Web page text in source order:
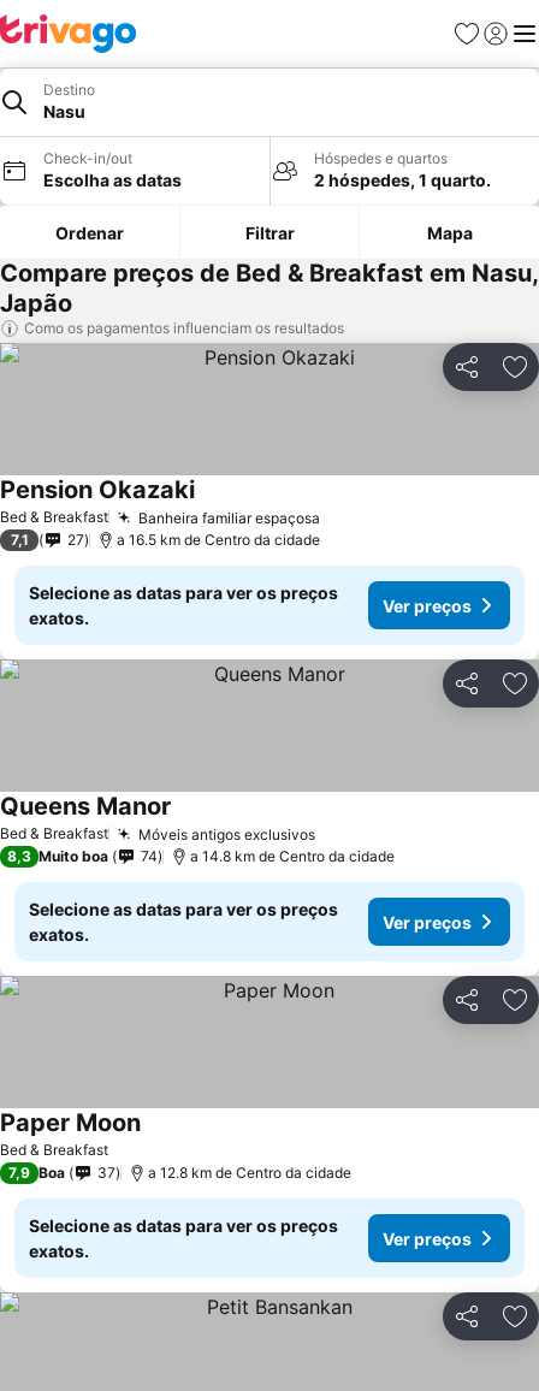
Favoritos
Iniciar
Destino
Nasu
Check-in/out
Escolha as datas
Hóspedes e quartos
2 hóspedes, 1 quarto.
Ordenar Filtrar Mapa
Compare preços de Bed & Breakfast em Nasu,
Japão
Como os pagamentos influenciam os resultados
Partilhar
Bed & Breakfast Banheira familiar espaçosa
Pension Okazaki
7,1 27 a 16.5 km de Centro da cidade
Selecione as datas para ver os preços
exatos.
Ver preços
Partilhar
Bed & Breakfast Móveis antigos exclusivos
Queens Manor
8,3 Muito boa 74 a 14.8 km de Centro da cidade
Selecione as datas para ver os preços
exatos.
Ver preços
Partilhar
Bed & Breakfast
Paper Moon
7,9 Boa 37 a 12.8 km de Centro da cidade
Selecione as datas para ver os preços
exatos.
Ver preços
Partilhar